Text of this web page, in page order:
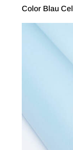
Color Blau Cel